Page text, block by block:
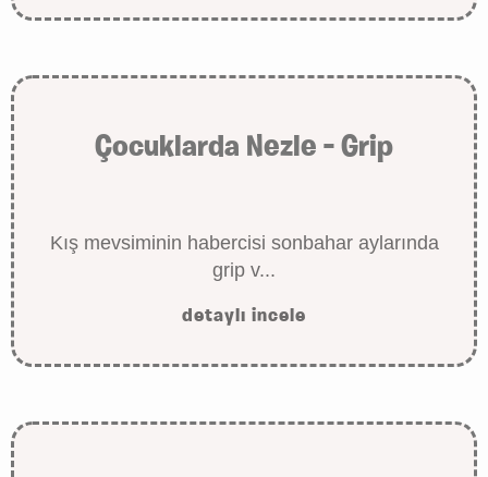
Çocuklarda Nezle – Grip
Kış mevsiminin habercisi sonbahar aylarında
grip v...
detaylı incele